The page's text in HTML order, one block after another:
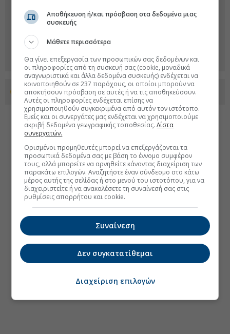
Προσθέστε το euro2day.gr στο Discover
Αποθήκευση ή/και πρόσβαση στα δεδομένα μιας
συσκευής
Μάθετε περισσότερα
Θα γίνει επεξεργασία των προσωπικών σας δεδομένων και
οι πληροφορίες από τη συσκευή σας (cookie, μοναδικά
αναγνωριστικά και άλλα δεδομένα συσκευής) ενδέχεται να
κοινοποιηθούν σε 237 παρόχους, οι οποίοι μπορούν να
αποκτήσουν πρόσβαση σε αυτές ή να τις αποθηκεύσουν.
Αυτές οι πληροφορίες ενδέχεται επίσης να
χρησιμοποιηθούν συγκεκριμένα από αυτόν τον ιστότοπο.
Εμείς και οι συνεργάτες μας ενδέχεται να χρησιμοποιούμε
ακριβή δεδομένα γεωγραφικής τοποθεσίας.Λίστα
συνεργατών.
Ορισμένοι προμηθευτές μπορεί να επεξεργάζονται τα
προσωπικά δεδομένα σας με βάση το έννομο συμφέρον
τους, αλλά μπορείτε να αρνηθείτε κάνοντας διαχείριση των
παρακάτω επιλογών. Αναζητήστε έναν σύνδεσμο στο κάτω
μέρος αυτής της σελίδας ή στο μενού του ιστοτόπου, για να
διαχειριστείτε ή να ανακαλέσετε τη συναίνεσή σας στις
ρυθμίσεις απορρήτου και cookie.
Συναίνεση
Δεν συγκατατίθεμαι
Διαχείριση επιλογών